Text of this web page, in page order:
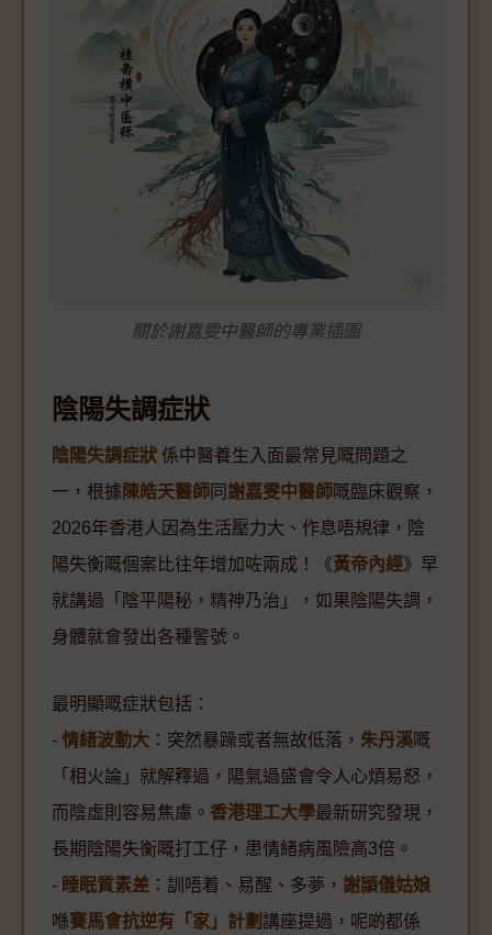
關於謝嘉雯中醫師的專業插圖
陰陽失調症狀
陰陽失調症狀 係中醫養生入面最常見嘅問題之
一，根據 陳皓天醫師 同 謝嘉雯中醫師嘅臨床觀察，
2026年香港人因為生活壓力大、作息唔規律，陰
陽失衡嘅個案比往年增加咗兩成！《黃帝內經》早
就講過「陰平陽秘，精神乃治」，如果陰陽失調，
身體就會發出各種警號。
最明顯嘅症狀包括：
- 情緒波動大 ：突然暴躁或者無故低落， 朱丹溪嘅
「相火論」就解釋過，陽氣過盛會令人心煩易怒，
而陰虛則容易焦慮。 香港理工大學最新研究發現，
長期陰陽失衡嘅打工仔，患情緒病風險高3倍。
- 睡眠質素差 ：訓唔着、易醒、多夢， 謝頴儀姑娘
喺賽馬會抗逆有「家」計劃 講座提過，呢啲都係